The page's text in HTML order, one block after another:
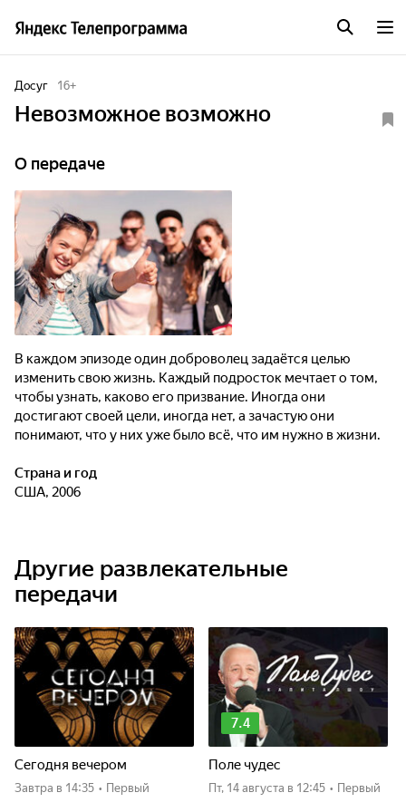
Досуг 16+
Невозможное возможно
О передаче
В каждом эпизоде один доброволец задаётся целью
изменить свою жизнь. Каждый подросток мечтает о том,
чтобы узнать, каково его призвание. Иногда они
достигают своей цели, иногда нет, а зачастую они
понимают, что у них уже было всё, что им нужно в жизни.
Страна и год
США, 2006
Другие развлекательные
передачи
Сегодня вечером
Завтра в 14:35 • Первый
7.4
Поле чудес
пт, 14 августа в 12:45 • Первый